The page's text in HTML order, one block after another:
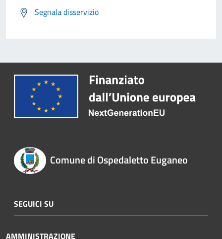
Segnala disservizio
Comune di Ospedaletto Euganeo
SEGUICI SU
AMMINISTRAZIONE